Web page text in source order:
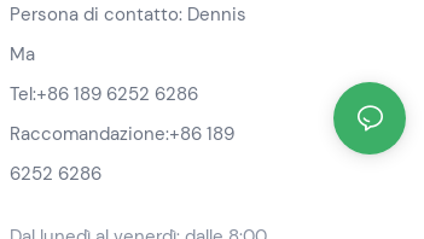
Persona di contatto: Dennis
Ma
Tel:+86 189 6252 6286
Raccomandazione:+86 189
6252 6286